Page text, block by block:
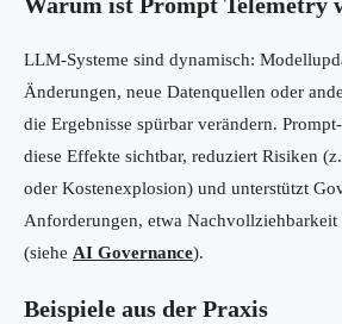
LLM-Systeme sind dynamisch:
Änderungen, neue Datenquellen oder
die Ergebnisse spürbar verändern.
diese Effekte sichtbar, reduziert Risiken
oder Kostenexplosion) und unterstützt
Anforderungen, etwa
(siehe AI Governance).
Beispiele aus der Praxis